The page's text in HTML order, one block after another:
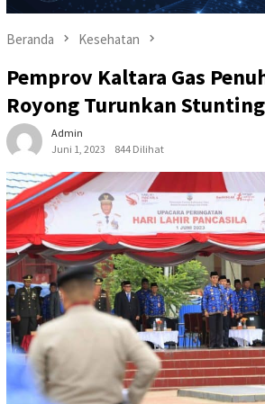
Beranda Kesehatan
Pemprov Kaltara Gas
Royong Turunkan Stunting
Admin
Juni 1, 2023
844 Dilihat